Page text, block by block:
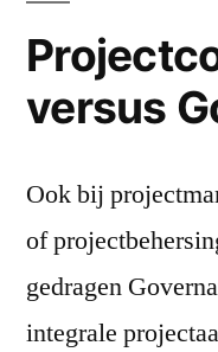
versus
Ook bij
of
gedragen
integrale